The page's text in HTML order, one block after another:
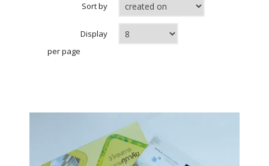
Sort by
Display
per page